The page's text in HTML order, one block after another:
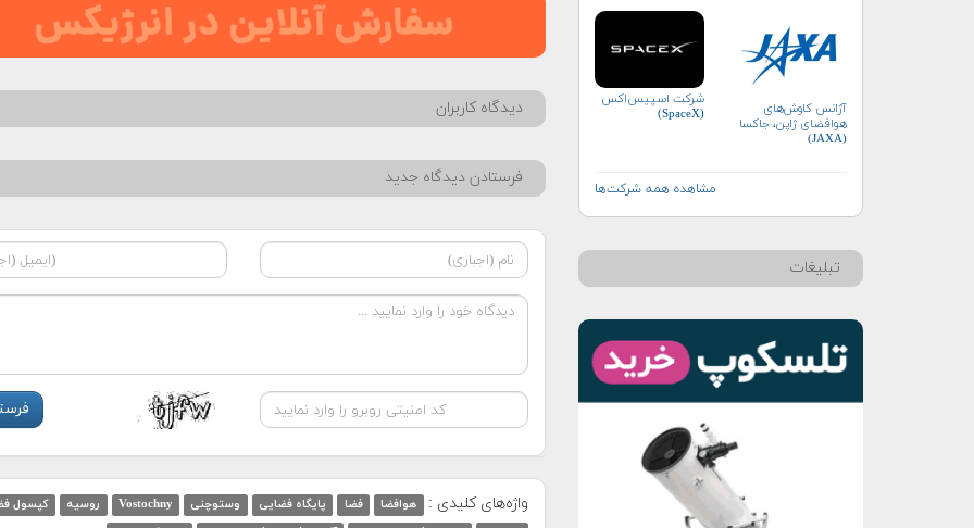
آژانس کاوش‌های
هوافضای ژاپن، جاکسا
(JAXA)
شرکت اسپیس‌اکس
(SpaceX)
مشاهده همه شرکت‌ها
تبلیغات
دیدگاه کاربران
فرستادن دیدگاه جدید
واژه‌های کلیدی : هوافضا فضا پایگاه فضایی وستوچنی Vostochny روسیه
کپسول